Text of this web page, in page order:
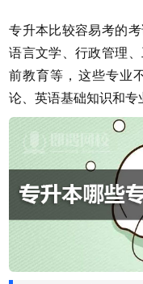
专升本比较容易考的
语言文学、行政管理
前教育等，这些专业
论、英语基础知识和专